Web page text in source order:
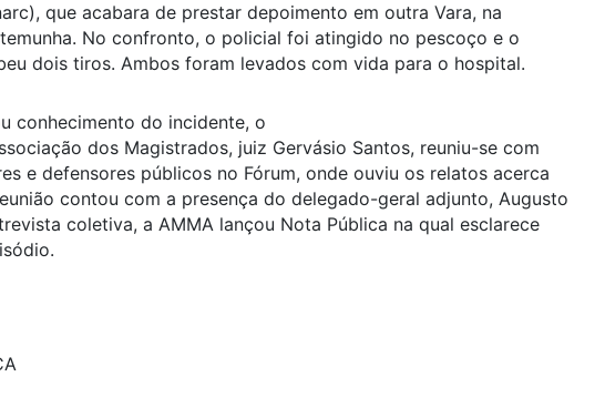
que acabara de prestar depoimento em outra Vara, na
No confronto, o policial foi atingido no pescoço e o
dois tiros. Ambos foram levados com vida para o hospital.
conhecimento do incidente, o
dos Magistrados, juiz Gervásio Santos, reuniu-se com
e defensores públicos no Fórum, onde ouviu os relatos acerca
contou com a presença do delegado-geral adjunto, Augusto
coletiva, a AMMA lançou Nota Pública na qual esclarece